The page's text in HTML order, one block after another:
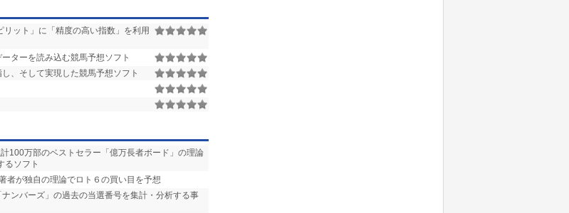
リット」に「精度の高い指数」を利用
ターを読み込む競馬予想ソフト
、そして実現した競馬予想ソフト
100万部のベストセラー「億万長者ボード」の理論
るソフト
者が独自の理論でロト６の買い目を予想
ンバーズ」の過去の当選番号を集計・分析する事